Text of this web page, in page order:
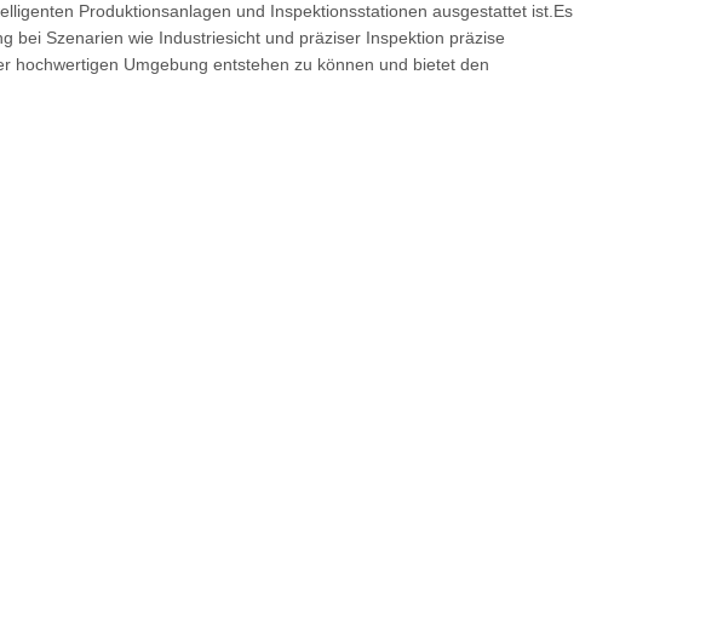
Produktionsanlagen und Inspektionsstationen ausgestattet ist.Es
bei Szenarien wie Industriesicht und präziser Inspektion präzise
hochwertigen Umgebung entstehen zu können und bietet den